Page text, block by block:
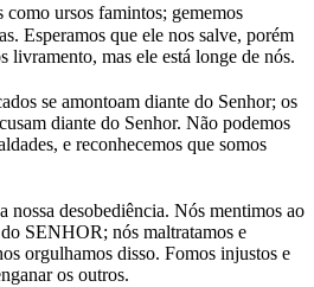
como ursos famintos; gememos
Esperamos que ele nos salve, porém
livramento, mas ele está longe de nós.
se amontoam diante do Senhor; os
diante do Senhor. Não podemos
e reconhecemos que somos
nossa desobediência. Nós mentimos ao
SENHOR; nós maltratamos e
orgulhamos disso. Fomos injustos e
os outros.